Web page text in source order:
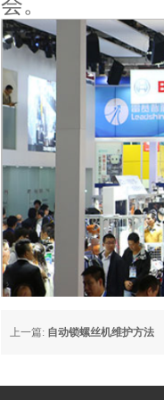
会。
上一篇: 自动锁螺丝机维护方法